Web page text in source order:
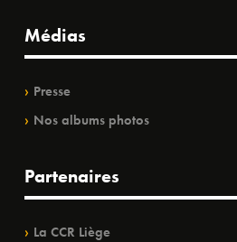
Médias
Presse
Nos albums photos
Partenaires
La CCR Liège